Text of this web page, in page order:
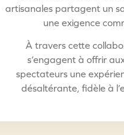
artisanales partagent un
une exigence
À travers cette
s’engagent à offrir
spectateurs une
désaltérante, fidèle à